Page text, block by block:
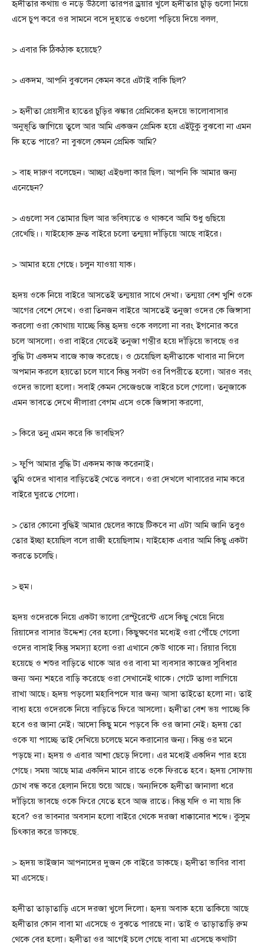
হৃদীতার কথায় ও নড়ে উঠলো তারপর ড্রয়ার খুলে হৃদীতার চুড়ি গুলো নিয়ে
এসে চুপ করে ওর সামনে বসে দুহাতে ওগুলো পড়িয়ে দিয়ে বলল,
> এবার কি ঠিকঠাক হয়েছে?
> একদম, আপনি বুঝলেন কেমন করে এটাই বাকি ছিল?
> হৃদীতা প্রেয়সীর হাতের চুড়ির ঝঙ্কার প্রেমিকের হৃদয়ে ভালোবাসার
অনুভূতি জাগিয়ে তুলে আর আমি একজন প্রেমিক হয়ে এইটুকু বুঝবো না এমন
কি হতে পারে? না বুঝলে কেমন প্রেমিক আমি?
> বাহ দারুণ বলেছেন। আচ্ছা এইগুলা কার ছিল। আপনি কি আমার জন্য
এনেছেন?
> এগুলো সব তোমার ছিল আর ভবিষ্যতে ও থাকবে আমি শুধু গুছিয়ে
রেখেছি।। যাইহোক দ্রুত বাইরে চলো তন্ময়া দাঁড়িয়ে আছে বাইরে।
> আমার হয়ে গেছে। চলুন যাওয়া যাক।
হৃদয় ওকে নিয়ে বাইরে আসতেই তন্ময়ার সাথে দেখা। তন্ময়া বেশ খুশি ওকে
আগের বেশে দেখে। ওরা তিনজন বাইরে আসতেই তনুজা ওদের কে জিঙ্গাসা
করলো ওরা কোথায় যাচ্ছে কিন্তু হৃদয় ওকে বললো না বরং ইগনোর করে
চলে আসলো। ওরা বাইরে যেতেই তনুজা গম্ভীর হয়ে দাঁড়িয়ে ভাবছে ওর
বুদ্ধি টা একদম বাজে কাজ করেছে। ও চেয়েছিল হৃদীতাকে খাবার না দিলে
অপমান করলে হয়তো চলে যাবে কিন্তু সবটা ওর বিপরীতে হলো। আরও বরং
ওদের ভালো হলো। সবাই কেমন সেজেগুজে বাইরে চলে গেলো। তনুজাকে
এমন ভাবতে দেখে দীলারা বেগম এসে ওকে জিঙ্গাসা করলো,
> কিরে তনু এমন করে কি ভাবছিস?
> ফুপি আমার বুদ্ধি টা একদম কাজ করেনাই।
তুমি ওদের খাবার বাড়িতেই খেতে বলবে। ওরা দেখলে খাবারের নাম করে
বাইরে ঘুরতে গেলো।
> তোর কোনো বুদ্ধিই আমার ছেলের কাছে টিকবে না এটা আমি জানি তবুও
তোর ইচ্ছা হয়েছিল বলে রাজী হয়েছিলাম। যাইহোক এবার আমি কিছু একটা
করতে চলেছি।
> হুম।
হৃদয় ওদেরকে নিয়ে একটা ভালো রেস্টুরেন্টে এসে কিছু খেয়ে নিয়ে
রিয়াদের বাসার উদ্দেশ্য বের হলো। কিছুক্ষণের মধ্যেই ওরা পৌঁছে গেলো
ওদের বাসাই কিন্তু সমস্যা হলো ওরা এখানে কেউ থাকে না। রিয়ার বিয়ে
হয়েছে ও শশুর বাড়িতে থাকে আর ওর বাবা মা ব্যবসার কাজের সুবিধার
জন্য অন্য শহরে বাড়ি করেছে ওরা সেখানেই থাকে। গেটে তালা লাগিয়ে
রাখা আছে। হৃদয় পড়লো মহাবিপদে যার জন্য আসা তাইতো হলো না। তাই
বাধ্য হয়ে ওদেরকে নিয়ে বাড়িতে ফিরে আসলো। হৃদীতা বেশ ভয় পাচ্ছে কি
হবে ওর জানা নেই। আদো কিছু মনে পড়বে কি ওর জানা নেই। হৃদয় তো
ওকে যা পাচ্ছে তাই দেখিয়ে চলেছে মনে করানোর জন্য। কিন্তু ওর মনে
পড়ছে না। হৃদয় ও এবার আশা ছেড়ে দিলো। এর মধ্যেই একদিন পার হয়ে
গেছে। সময় আছে মাত্র একদিন মানে রাতে ওকে ফিরতে হবে। হৃদয় সোফায়
চোখ বন্ধ করে হেলান দিয়ে শুয়ে আছে। অন্যদিকে হৃদীতা জানালা ধরে
দাঁড়িয়ে ভাবছে ওকে ফিরে যেতে হবে আজ রাতে। কিন্তু যদি ও না যায় কি
হবে? ওর ভাবনার অবসান হলো বাইরে থেকে দরজা ধাক্কানোর শব্দে। কুসুম
চিৎকার করে ডাকছে.
> হৃদয় ভাইজান আপনাদের দুজন কে বাইরে ডাকছে। হৃদীতা ভাবির বাবা
মা এসেছে।
হৃদীতা তাড়াতাড়ি এসে দরজা খুলে দিলো। হৃদয় অবাক হয়ে তাকিয়ে আছে
হৃদীতার কোন বাবা মা এসেছে ও বুঝতে পারছে না। তাই ও তাড়াতাড়ি রুম
থেকে বের হলো। হৃদীতা ওর আগেই চলে গেছে বাবা মা এসেছে কথাটা